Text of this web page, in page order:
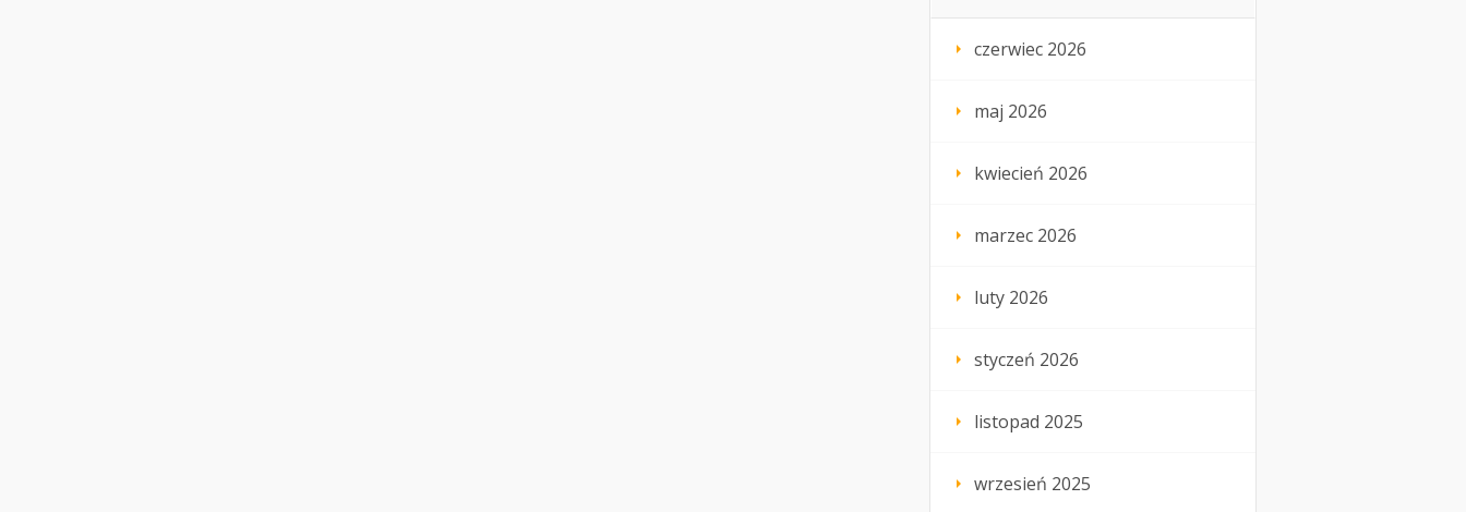
czerwiec 2026
maj 2026
kwiecień 2026
marzec 2026
luty 2026
styczeń 2026
listopad 2025
wrzesień 2025